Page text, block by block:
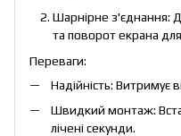
Шарнірне з'єднання:
та поворот екрана
Переваги:
Надійність: Витримує
Швидкий монтаж:
лічені секунди.